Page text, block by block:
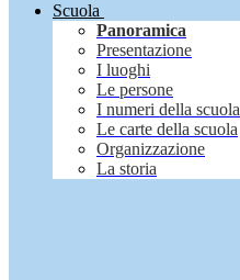
Scuola
Panoramica
Presentazione
I luoghi
Le persone
I numeri della scuola
Le carte della scuola
Organizzazione
La storia